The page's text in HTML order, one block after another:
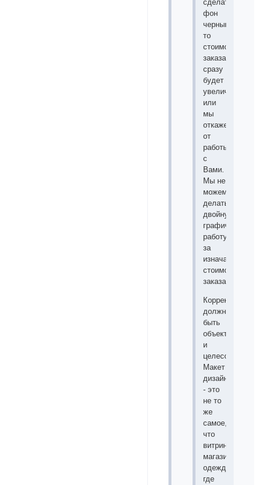
сделать
фон
черным),
то
стоимость
заказа
сразу
будет
увеличена
или
мы
откажемся
от
работы
с
Вами.
Мы не
можем
делать
двойную
графическую
работу
за
изначальную
стоимость
заказа.
Корректировки
должны
быть
объективны
и
целесообразны.
Макет
дизайна
- это
не то
же
самое,
что
витрина
магазина
одежды,
где